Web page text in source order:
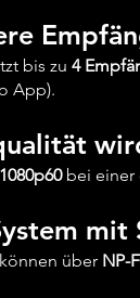
bis zu 4
App).
1080p60bei einer
mit
über NP-